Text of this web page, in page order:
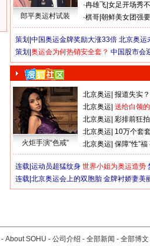
郎平奥运村试装
·冉雄飞 女足开场秀
·棋哥 朝鲜美女团强
策划| 中国奥运金牌奖励大涨33倍 北京奥运
策划| 奥运会为何热销安全套？ 中国股市会
火炬手演“色戒”
北京奥运 报道失实
北京奥运 送给白领
北京奥运 彩排前狂
北京奥运 10万个套
北京奥运 保障“性”
连载| 运动员超猛纹身 世界小姐为奥运造势
连载| 北京奥运会上的双胞胎 金牌衬娇妻美
- About SOHU - 公司介绍 - 全部新闻 - 全部博文